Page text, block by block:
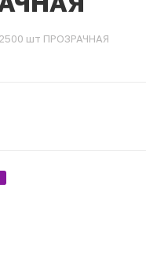
шт ПРОЗРАЧНАЯ